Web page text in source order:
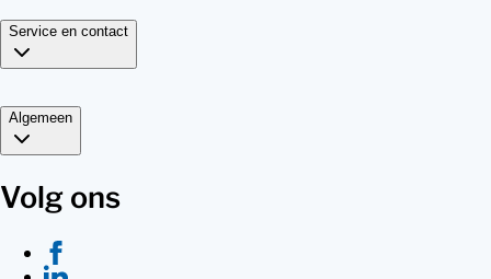
Service en contact
Algemeen
Volg ons